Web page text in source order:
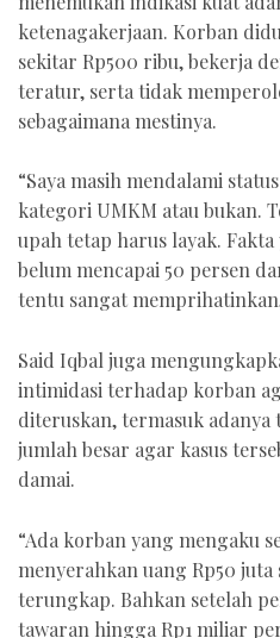
ketenagakerjaan. Korban
sekitar Rp500 ribu, bekerja
teratur, serta tidak
sebagaimana mestinya.
“Saya masih mendalami
kategori UMKM atau bukan.
upah tetap harus layak.
belum mencapai 50 persen
tentu sangat
Said Iqbal juga
intimidasi terhadap korban
diteruskan, termasuk adanya
jumlah besar agar kasus
damai.
“Ada korban yang mengaku
menyerahkan uang Rp50 juta
terungkap. Bahkan setelah
tawaran hingga Rp1 miliar